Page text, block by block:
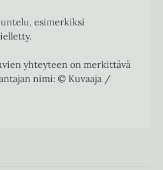
esimerkiksi
yhteyteen on merkittävä
nimi: © Kuvaaja /